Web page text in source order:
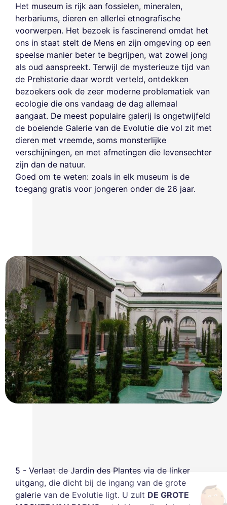
verbeteren, ons bereik te meten en de advertenties die u worden
getoond te personaliseren. U kunt uw voorkeuren op elk moment
accepteren, weigeren of beheren.
Het museum is rijk aan fossielen, mineralen,
herbariums, dieren en allerlei etnografische
voorwerpen. Het bezoek is fascinerend omdat het
ons in staat stelt de Mens en zijn omgeving op een
speelse manier beter te begrijpen, wat zowel jong
als oud aanspreekt. Terwijl de mysterieuze tijd van
de Prehistorie daar wordt verteld, ontdekken
bezoekers ook de zeer moderne problematiek van
ecologie die ons vandaag de dag allemaal
aangaat. De meest populaire galerij is ongetwijfeld
de boeiende Galerie van de Evolutie die vol zit met
dieren met vreemde, soms monsterlijke
verschijningen, en met afmetingen die levensechter
zijn dan de natuur.
Goed om te weten: zoals in elk museum is de
toegang gratis voor jongeren onder de 26 jaar.
5 - Verlaat de Jardin des Plantes via de linker
uitgang, die dicht bij de ingang van de grote
galerie van de Evolutie ligt. U zult DE GROTE